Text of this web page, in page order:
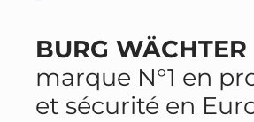
BURG WÄCHTER
marque N°1 en
et sécurité en